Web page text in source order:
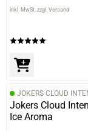
inkl. MwSt. zzgl. Versand
JOKERS CLOUD
Jokers Cloud
Ice Aroma